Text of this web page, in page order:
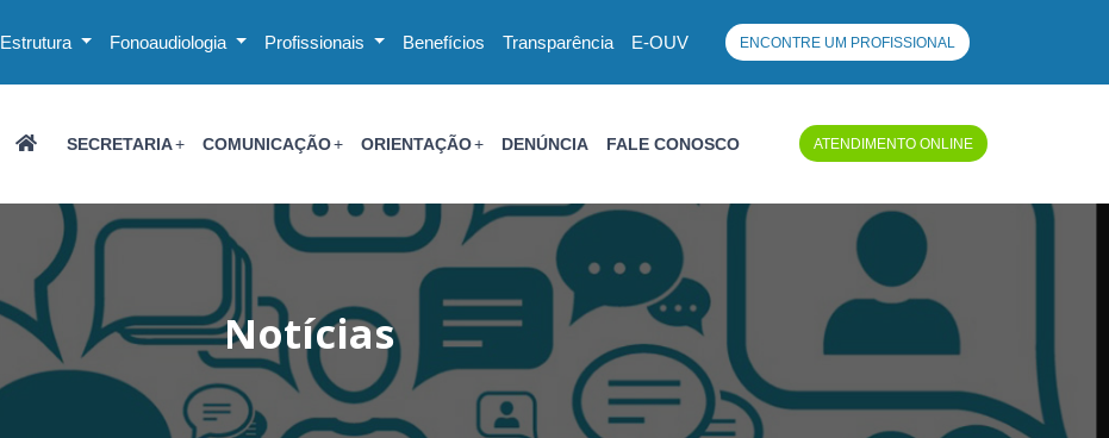
Estrutura Fonoaudiologia Profissionais Benefícios Transparência E-OUV ENCONTRE UM PROFISSIONAL
SECRETARIA COMUNICAÇÃO ORIENTAÇÃO DENÚNCIA FALE CONOSCO ATENDIMENTO ONLINE
Notícias